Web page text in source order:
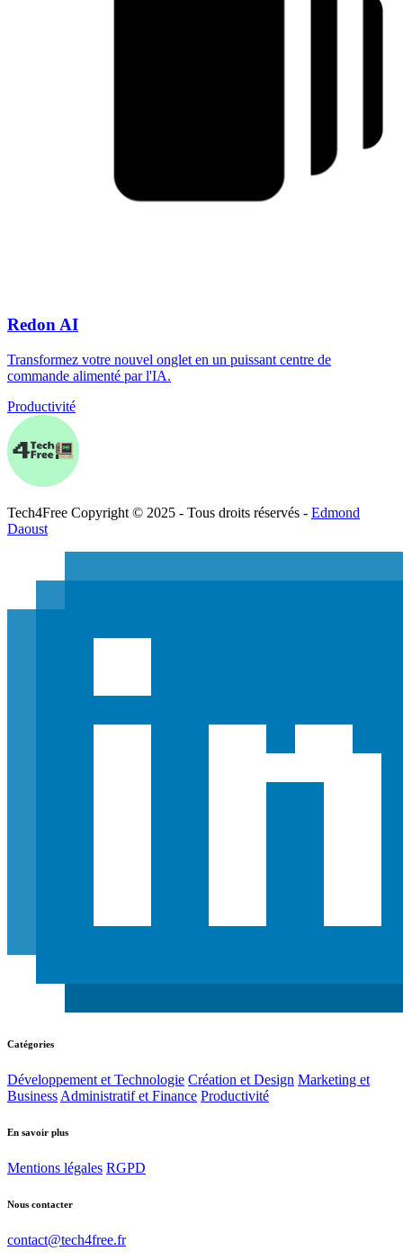
Redon AI
Transformez votre nouvel onglet en un puissant centre de
commande alimenté par l'IA.
Productivité
Tech4Free Copyright © 2025 - Tous droits réservés - Edmond
Daoust
Catégories
Développement et Technologie Création et Design Marketing et
Business Administratif et Finance Productivité
En savoir plus
Mentions légales RGPD
Nous contacter
contact@tech4free.fr